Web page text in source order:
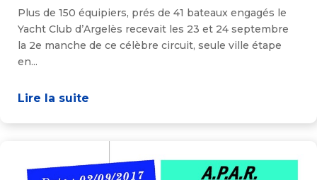
Plus de 150 équipiers, prés de 41 bateaux engagés le
Yacht Club d’Argelès recevait les 23 et 24 septembre
la 2e manche de ce célèbre circuit, seule ville étape
en...
Lire la suite